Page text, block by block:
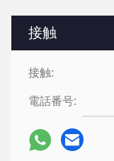
接触
接触:
電話番号: